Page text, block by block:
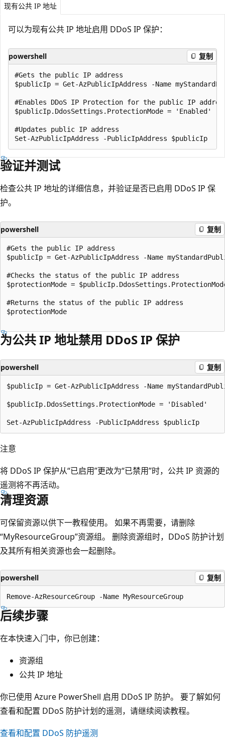
现有公共 IP 地址
可以为现有公共 IP 地址启用 DDoS IP 保护：
powershell 复制
#Gets the public IP address
$publicIp = Get-AzPublicIpAddress -Name
#Enables DDoS IP Protection for the public IP
$publicIp.DdosSettings.ProtectionMode = 'Enabled'
#Updates public IP address
验证并测试
检查公共 IP 地址的详细信息，并验证是否已启用 DDoS IP 保
护。
powershell 复制
#Gets the public IP address
$publicIp = Get-AzPublicIpAddress -Name
#Checks the status of the public IP address
$protectionMode =
#Returns the status of the public IP address
$protectionMode
为公共 IP 地址禁用 DDoS IP 保护
powershell 复制
$publicIp = Get-AzPublicIpAddress -Name
$publicIp.DdosSettings.ProtectionMode = 'Disabled'
注意
将 DDoS IP 保护从“已启用”更改为“已禁用”时，公共 IP 资源的
遥测将不再活动。
清理资源
可保留资源以供下一教程使用。 如果不再需要，请删除
“MyResourceGroup”资源组。 删除资源组时，DDoS 防护计划
及其所有相关资源也会一起删除。
powershell 复制
后续步骤
在本快速入门中，你已创建：
资源组
公共 IP 地址
你已使用 Azure PowerShell 启用 DDoS IP 防护。 要了解如何
查看和配置 DDoS 防护计划的遥测，请继续阅读教程。
查看和配置 DDoS 防护遥测